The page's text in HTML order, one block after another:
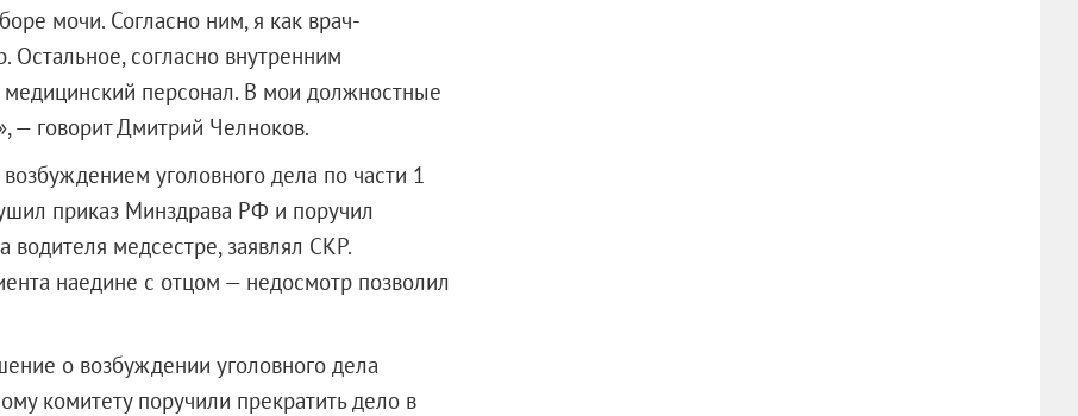
мочи. Согласно ним, я как врач-
согласно внутренним
персонал. В мои должностные
— говорит Дмитрий Челноков.
уголовного дела по части 1
приказ Минздрава РФ и поручил
водителя медсестре, заявлял СКР.
наедине с отцом — недосмотр позволил
о возбуждении уголовного дела
комитету поручили прекратить дело в